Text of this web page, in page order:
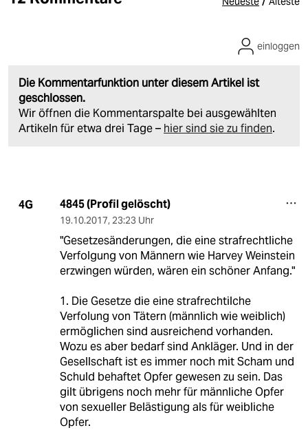
Die Kommentarfunktion unter diesem Artikel ist
geschlossen.
Wir öffnen die Kommentarspalte bei ausgewählten
Artikeln für etwa drei Tage – hier sind sie zu finden.
einloggen
4G 4845 (Profil gelöscht)
19.10.2017, 23:23 Uhr
"Gesetzesänderungen, die eine strafrechtliche
Verfolgung von Männern wie Harvey Weinstein
erzwingen würden, wären ein schöner Anfang."
1. Die Gesetze die eine strafrechtilche
Verfolung von Tätern (männlich wie weiblich)
ermöglichen sind ausreichend vorhanden.
Wozu es aber bedarf sind Ankläger. Und in der
Gesellschaft ist es immer noch mit Scham und
Schuld behaftet Opfer gewesen zu sein. Das
gilt übrigens noch mehr für männliche Opfer
von sexueller Belästigung als für weibliche
Opfer.